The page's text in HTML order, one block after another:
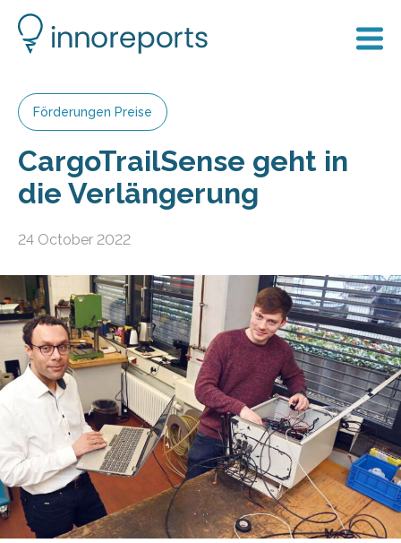
Förderungen Preise
CargoTrailSense geht in
die Verlängerung
24 October 2022